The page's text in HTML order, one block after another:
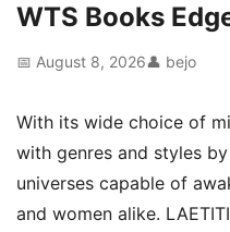
WTS Books
📅 August 8, 2026👤 bejo
With its wide choice of
with genres and styles
universes capable of
and women alike.